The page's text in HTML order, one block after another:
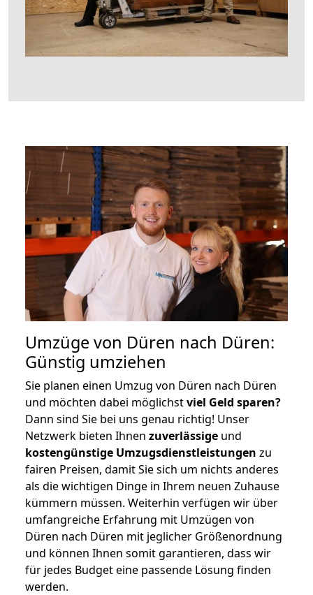
Umzüge von Düren nach Düren:
Günstig umziehen
Sie planen einen Umzug von Düren nach Düren
und möchten dabei möglichstviel Geld sparen?
Dann sind Sie bei uns genau richtig! Unser
Netzwerk bieten Ihnen zuverlässige und
kostengünstige Umzugsdienstleistungen zu
fairen Preisen, damit Sie sich um nichts anderes
als die wichtigen Dinge in Ihrem neuen Zuhause
kümmern müssen. Weiterhin verfügen wir über
umfangreiche Erfahrung mit Umzügen von
Düren nach Düren mit jeglicher Größenordnung
und können Ihnen somit garantieren, dass wir
für jedes Budget eine passende Lösung finden
werden.